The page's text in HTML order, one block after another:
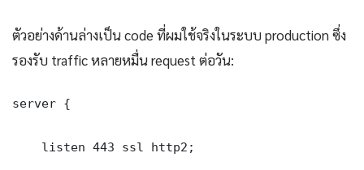
ตัวอย่างด้านล่างเป็น code ที่ผมใช้จริงในระบบ production ซึ่ง
รองรับ traffic หลายหมื่น request ต่อวัน:
server {
    listen 443 ssl http2;